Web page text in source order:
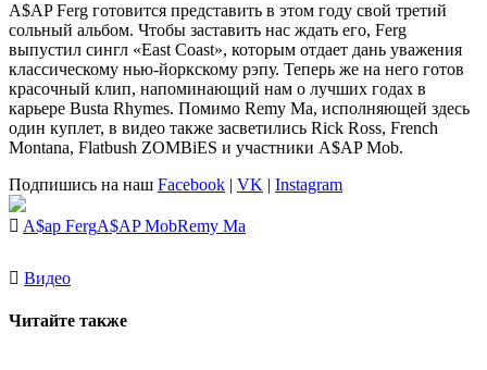
A$AP Ferg готовится представить в этом году свой третий
сольный альбом. Чтобы заставить нас ждать его, Ferg
выпустил сингл «East Coast», которым отдает дань уважения
классическому нью-йоркскому рэпу. Теперь же на него готов
красочный клип, напоминающий нам о лучших годах в
карьере Busta Rhymes. Помимо Remy Ma, исполняющей здесь
один куплет, в видео также засветились Rick Ross, French
Montana, Flatbush ZOMBiES и участники A$AP Mob.
Подпишись на наш Facebook | VK | Instagram
A$ap FergA$AP MobRemy Ma
Видео
Читайте также